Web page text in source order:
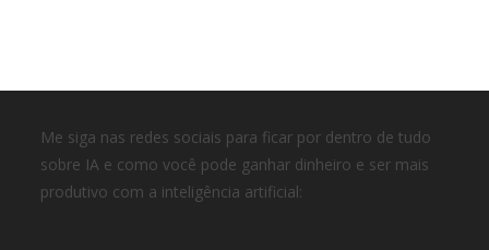
Me siga nas redes sociais para ficar por dentro de tudo
sobre IA e como você pode ganhar dinheiro e ser mais
produtivo com a inteligência artificial: